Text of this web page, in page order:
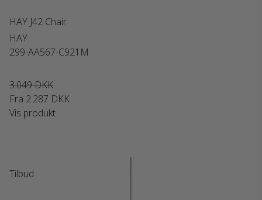
HAY J42 Chair
HAY
299-AA567-C921M
3.049 DKK
Fra 2.287 DKK
Vis produkt
Tilbud